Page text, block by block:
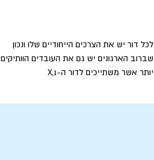
לכל דור יש את הצרכים הייחודיים שלו ונכון
שברוב הארגונים יש גם את העובדים הוותיקים
יותר אשר משתייכים לדור ה-X,1